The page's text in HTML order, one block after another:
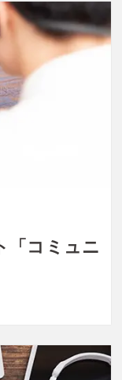
「コミュニ